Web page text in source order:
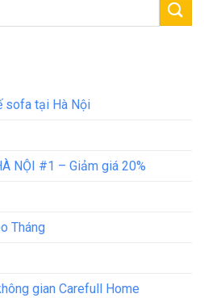
sofa tại Hà Nội
NỘI #1 – Giảm giá 20%
Tháng
gian Carefull Home